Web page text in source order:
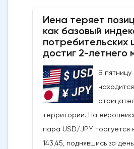
это движение, скорее
отскоком от тренда, а не
импульсом.Ключевые
430/4 403 долларов США
более глубокому откату к
долларам США и,
долларам США, в то
прорыв выше 4 500
на нет медвежий
Иена теряет
как базовый
потребительских
достиг 2-летнего
В
территории. На
пара USD/JPY торгуется
143,45, поднявшись за